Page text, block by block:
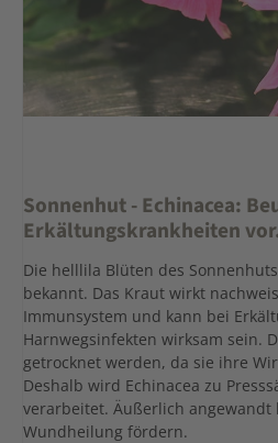
Sonnenhut - Echinacea:
Erkältungskrankheiten
Die helllila Blüten des
bekannt. Das Kraut wirkt
Immunsystem und kann bei
Harnwegsinfekten wirksam sein.
getrocknet werden, da sie ihre
Deshalb wird Echinacea zu
verarbeitet. Äußerlich angewandt
Wundheilung fördern.